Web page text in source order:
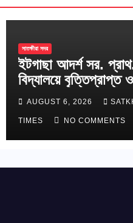
সাতক্ষীরা সদর
ইটগাছা আদর্শ সর.
বিদ্যালয়ে বৃত্তিপ্রাপ্ত ও
শাপলা কাব
শিক্ষার্থীদের সংবর্ধনা
AUGUST 6, 2026
TIMES NO COMMENTS